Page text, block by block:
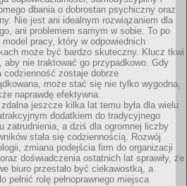
dbania o dobrostan psychiczny oraz
Nie jest ani idealnym rozwiązaniem dla
ani problemem samym w sobie. To po
model pracy, który w odpowiednich
może być bardzo skuteczny. Klucz tkwi
aby nie traktować go przypadkowo. Gdy
codzienność zostaje dobrze
może stać się nie tylko wygodna,
naprawdę efektywna.
zdalna jeszcze kilka lat temu była dla wielu
dodatkiem do tradycyjnego
zatrudnienia, a dziś dla ogromnej liczby
stała się codziennością. Rozwój
zmiana podejścia firm do organizacji
doświadczenia ostatnich lat sprawiły, że
biuro przestało być ciekawostką, a
pełnić rolę pełnoprawnego miejsca